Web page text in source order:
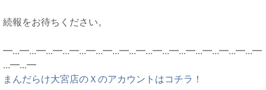
続報をお待ちください。
━...━...━...━...━...━...━...━...━...━...━...━...━...━...━...━
...━...━
まんだらけ大宮店のＸのアカウントはコチラ！